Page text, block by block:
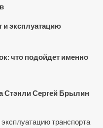
и эксплуатацию
что подойдет именно
Стэнли Сергей Брылин
транспорта